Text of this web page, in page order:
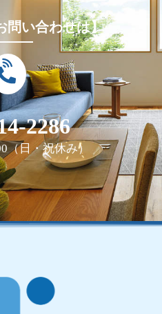
問い合わせは】
2286
（日・祝休み）